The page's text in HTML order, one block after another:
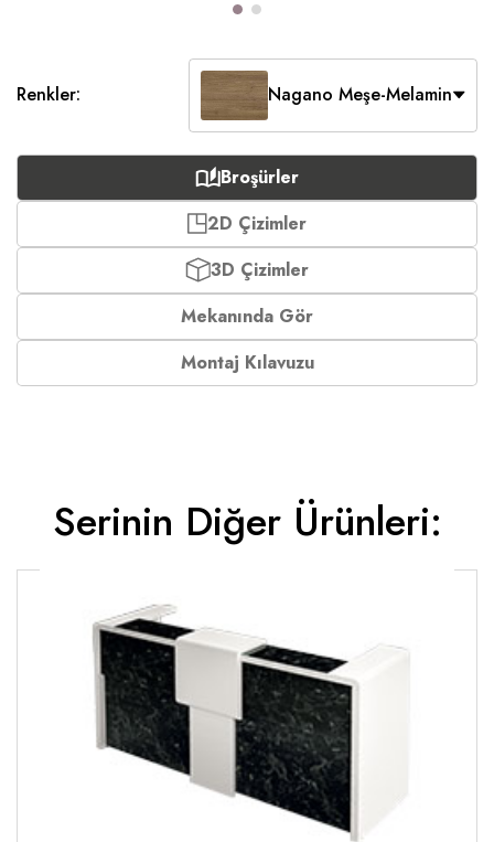
Renkler: Nagano Meşe-Melamin
Broşürler
2D Çizimler
3D Çizimler
Mekanında Gör
Montaj Kılavuzu
Serinin Diğer Ürünleri: